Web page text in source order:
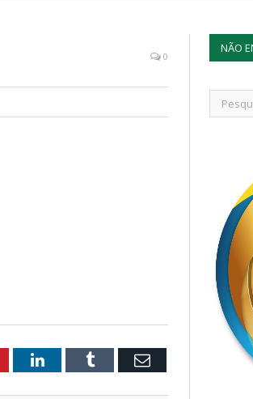
0
LinkedInTumblr Email
NÃO